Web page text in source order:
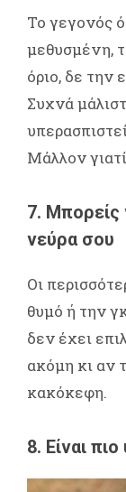
Το γεγονός
μεθυσμένη,
όριο, δε την
Συχνά
Μάλλον
7. Μπορείς
νεύρα σου
Οι
θυμό ή την
δεν έχει
ακόμη κι αν
κακόκεφη.
8. Είναι